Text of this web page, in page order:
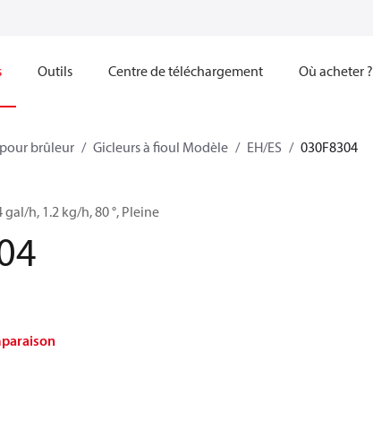
Outils Centre de téléchargement Où acheter ?
brûleur Gicleurs à fioul Modèle EH/ES 030F8304
gal/h, 1.2 kg/h, 80 °, Pleine